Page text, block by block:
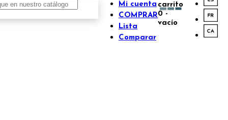
Mi cuenta
COMPRAR
Lista
Comparar
carrito
0 -
vacío